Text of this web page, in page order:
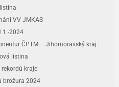
VV JMKAS
1.-2024
ČPTM – Jihomoravský kraj.
listina
kraje
brožura 2024